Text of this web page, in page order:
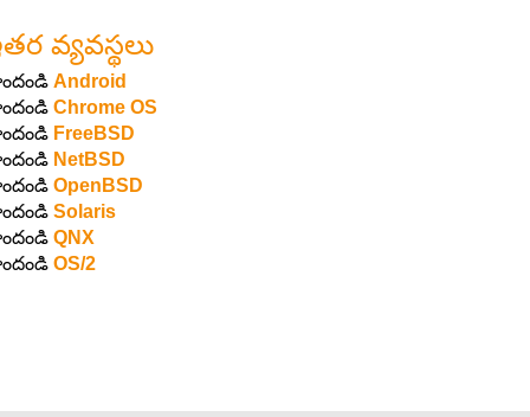
వ్యవస్థలు
Android
Chrome OS
FreeBSD
NetBSD
OpenBSD
Solaris
QNX
OS/2